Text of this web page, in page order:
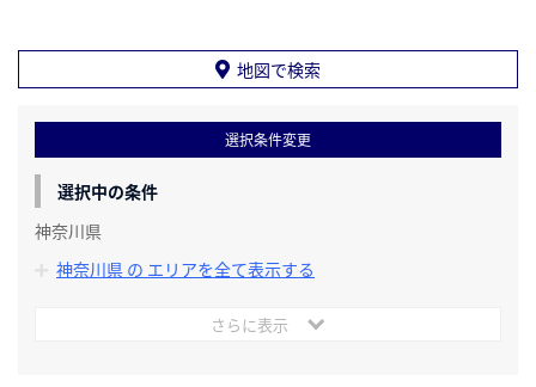
地図で検索
選択条件変更
選択中の条件
神奈川県
神奈川県 の エリアを全て表示する
さらに表示